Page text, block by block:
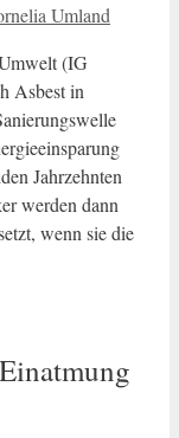
Umland
(IG
Asbest in
Jahrzehnten
werden dann
wenn sie die